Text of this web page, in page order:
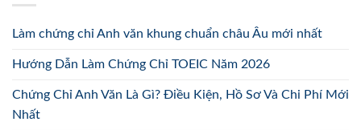
Làm chứng chỉ Anh văn khung chuẩn châu Âu mới nhất
Hướng Dẫn Làm Chứng Chỉ TOEIC Năm 2026
Chứng Chỉ Anh Văn Là Gì? Điều Kiện, Hồ Sơ Và Chi Phí Mới
Nhất